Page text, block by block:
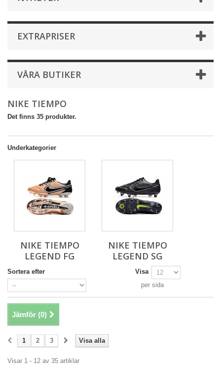
EXTRAPRISER
VÅRA BUTIKER
NIKE TIEMPO
Det finns 35 produkter.
Underkategorier
NIKE TIEMPO
LEGEND FG
NIKE TIEMPO
LEGEND SG
Sortera efter
Visa
per sida
Jämför (0)
Visa alla
1 2 3
Visar 1 - 12 av 35 artiklar